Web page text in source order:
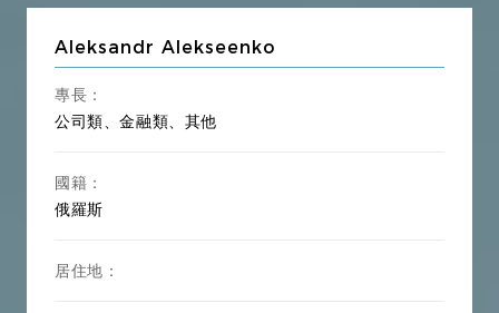
Aleksandr Alekseenko
專長：
公司類、金融類、其他
國籍：
俄羅斯
居住地：